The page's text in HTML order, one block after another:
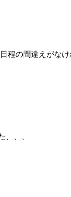
の間違えがなけ
、、、